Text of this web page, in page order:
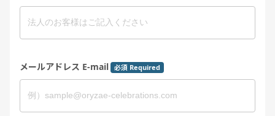
メールアドレス E-mail 必須 Required